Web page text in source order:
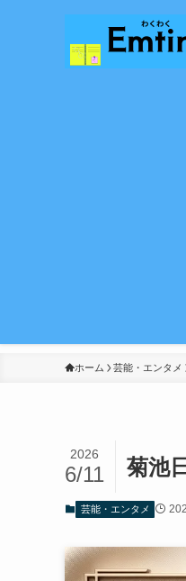
ホーム 芸能・エンタメ
菊池
2026
6/11
芸能・エンタメ